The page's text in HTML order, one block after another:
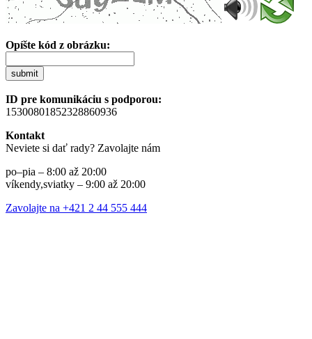
Opíšte kód z obrázku:
submit
ID pre komunikáciu s podporou:
15300801852328860936
Kontakt
Neviete si dať rady? Zavolajte nám
po–pia – 8:00 až 20:00
víkendy,sviatky – 9:00 až 20:00
Zavolajte na +421 2 44 555 444